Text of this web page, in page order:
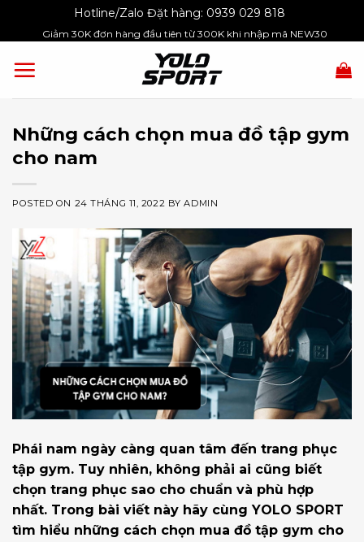
Hotline/Zalo Đặt hàng: 0939 029 818
Giảm 30K đơn hàng đầu tiên từ 300K khi nhập mã NEW30
Những cách chọn mua đồ tập gym
cho nam
POSTED ON 24 THÁNG 11, 2022 BYADMIN
Phái nam ngày càng quan tâm đến trang phục
tập gym. Tuy nhiên, không phải ai cũng biết
chọn trang phục sao cho chuẩn và phù hợp
nhất. Trong bài viết này hãy cùng YOLO SPORT
tìm hiểu những cách chọn mua đồ tập gym cho